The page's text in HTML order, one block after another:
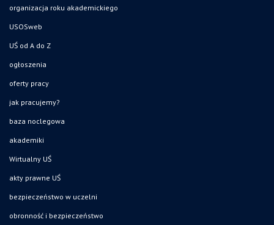
organizacja roku akademickiego
USOSweb
UŚ od A do Z
ogłoszenia
oferty pracy
jak pracujemy?
baza noclegowa
akademiki
Wirtualny UŚ
akty prawne UŚ
bezpieczeństwo w uczelni
obronność i bezpieczeństwo